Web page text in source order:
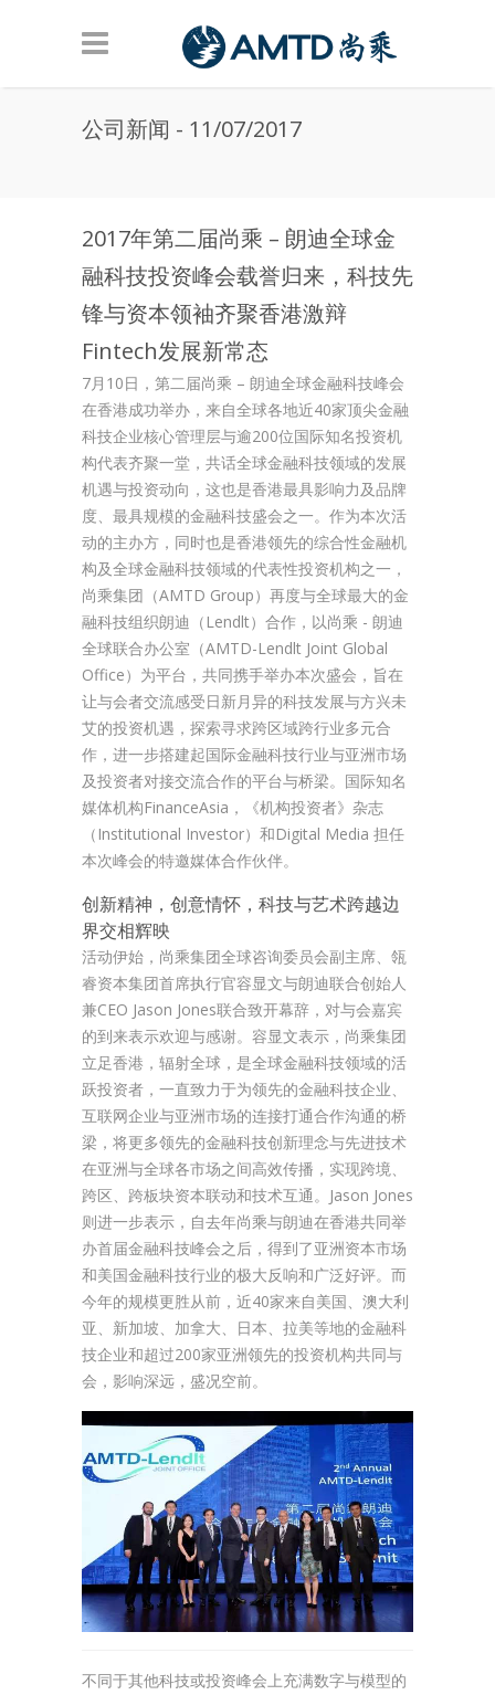
公司新闻 - 11/07/2017
2017年第二届尚乘 – 朗迪全球金
融科技投资峰会载誉归来，科技先
锋与资本领袖齐聚香港激辩
Fintech发展新常态
7月10日，第二届尚乘 – 朗迪全球金融科技峰会
在香港成功举办，来自全球各地近40家顶尖金融
科技企业核心管理层与逾200位国际知名投资机
构代表齐聚一堂，共话全球金融科技领域的发展
机遇与投资动向，这也是香港最具影响力及品牌
度、最具规模的金融科技盛会之一。作为本次活
动的主办方，同时也是香港领先的综合性金融机
构及全球金融科技领域的代表性投资机构之一，
尚乘集团（AMTD Group）再度与全球最大的金
融科技组织朗迪（Lendlt）合作，以尚乘 - 朗迪
全球联合办公室（AMTD-Lendlt Joint Global
Office）为平台，共同携手举办本次盛会，旨在
让与会者交流感受日新月异的科技发展与方兴未
艾的投资机遇，探索寻求跨区域跨行业多元合
作，进一步搭建起国际金融科技行业与亚洲市场
及投资者对接交流合作的平台与桥梁。国际知名
媒体机构FinanceAsia，《机构投资者》杂志
（Institutional Investor）和Digital Media 担任
本次峰会的特邀媒体合作伙伴。
创新精神，创意情怀，科技与艺术跨越边
界交相辉映
活动伊始，尚乘集团全球咨询委员会副主席、瓴
睿资本集团首席执行官容显文与朗迪联合创始人
兼CEO Jason Jones联合致开幕辞，对与会嘉宾
的到来表示欢迎与感谢。容显文表示，尚乘集团
立足香港，辐射全球，是全球金融科技领域的活
跃投资者，一直致力于为领先的金融科技企业、
互联网企业与亚洲市场的连接打通合作沟通的桥
梁，将更多领先的金融科技创新理念与先进技术
在亚洲与全球各市场之间高效传播，实现跨境、
跨区、跨板块资本联动和技术互通。Jason Jones
则进一步表示，自去年尚乘与朗迪在香港共同举
办首届金融科技峰会之后，得到了亚洲资本市场
和美国金融科技行业的极大反响和广泛好评。而
今年的规模更胜从前，近40家来自美国、澳大利
亚、新加坡、加拿大、日本、拉美等地的金融科
技企业和超过200家亚洲领先的投资机构共同与
会，影响深远，盛况空前。
不同于其他科技或投资峰会上充满数字与模型的